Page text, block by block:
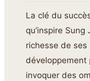
La clé du
qu’inspire
richesse de
développement
invoquer des